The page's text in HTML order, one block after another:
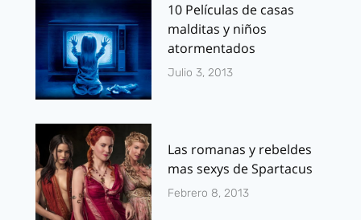
10 Películas de casas
malditas y niños
atormentados
Julio 3, 2013
Las romanas y rebeldes
mas sexys de Spartacus
Febrero 8, 2013